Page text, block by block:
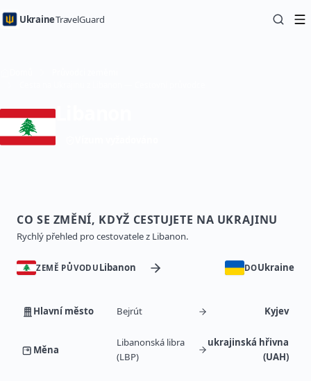
UkraineTravelGuard
CO SE ZMĚNÍ, KDYŽ CESTUJETE NA UKRAJINU
Rychlý přehled pro cestovatele z Libanon.
ZEMĚ PŮVODU Libanon DOUkraine
Hlavní město Bejrút Kyjev
Měna
Libanonská libra
(LBP)
ukrajinská hřivna
(UAH)